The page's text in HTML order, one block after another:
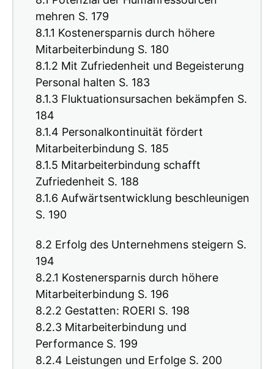
mehren S. 179
8.1.1 Kostenersparnis durch höhere
Mitarbeiterbindung S. 180
8.1.2 Mit Zufriedenheit und Begeisterung
Personal halten S. 183
8.1.3 Fluktuationsursachen bekämpfen S.
184
8.1.4 Personalkontinuität fördert
Mitarbeiterbindung S. 185
8.1.5 Mitarbeiterbindung schafft
Zufriedenheit S. 188
8.1.6 Aufwärtsentwicklung beschleunigen
S. 190
8.2 Erfolg des Unternehmens steigern S.
194
8.2.1 Kostenersparnis durch höhere
Mitarbeiterbindung S. 196
8.2.2 Gestatten: ROERI S. 198
8.2.3 Mitarbeiterbindung und
Performance S. 199
8.2.4 Leistungen und Erfolge S. 200